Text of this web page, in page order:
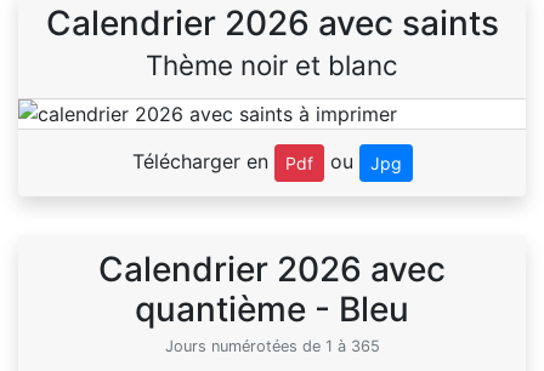
Calendrier 2026 avec saints
Thème noir et blanc
Télécharger en Pdf ou Jpg
Calendrier 2026 avec
quantième - Bleu
Jours numérotées de 1 à 365